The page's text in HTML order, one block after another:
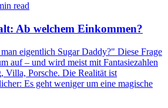
read
Ab welchem Einkommen?
eigentlich Sugar Daddy?" Diese Frage
auf – und wird meist mit Fantasiezahlen
Villa, Porsche. Die Realität ist
Es geht weniger um eine magische